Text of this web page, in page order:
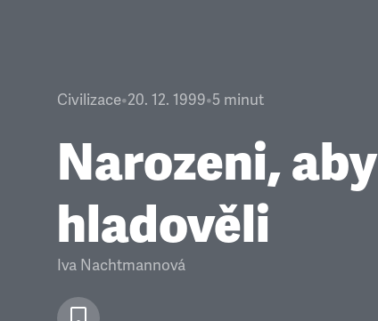
Civilizace•20. 12. 1999•5 minut
Narozeni, aby
hladověli
Iva Nachtmannová